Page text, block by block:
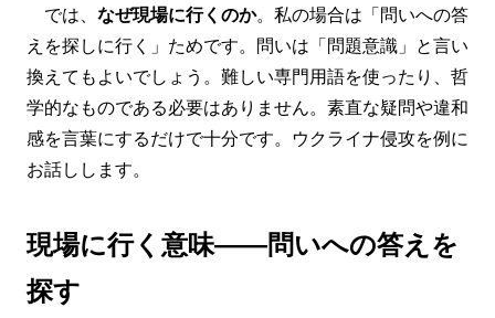
では、 なぜ現場に行くのか。私の場合は「問いへの答
えを探しに行く」ためです。問いは「問題意識」と言い
換えてもよいでしょう。難しい専門用語を使ったり、哲
学的なものである必要はありません。素直な疑問や違和
感を言葉にするだけで十分です。ウクライナ侵攻を例に
お話しします。
現場に行く意味――問いへの答えを
探す